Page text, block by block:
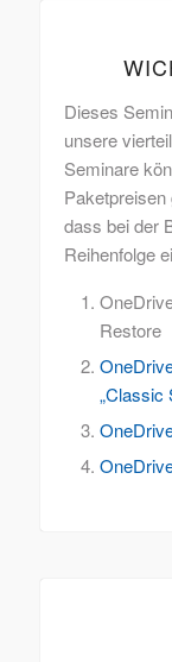
Dieses
unsere
Seminare
dass bei der
Reihenfolge
Restore
„Classic